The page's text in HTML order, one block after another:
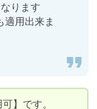
ります
用出来ま
】です。